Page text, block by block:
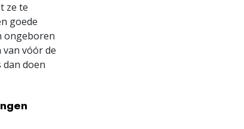
ze te
goede
ongeboren
van vóór de
doen